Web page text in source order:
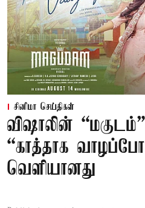
சினிமா செய்திகள்
விஷாலின்
“காத்தாக
வெளியானது